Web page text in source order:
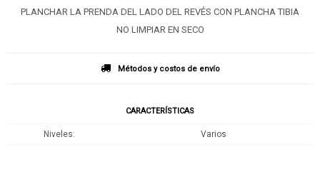
PLANCHAR LA PRENDA DEL LADO DEL REVÉS CON PLANCHA TIBIA
NO LIMPIAR EN SECO
Métodos y costos de envío
CARACTERÍSTICAS
Niveles Varios